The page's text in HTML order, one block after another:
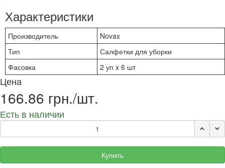
Характеристики
Производитель
Novax
Тип
Салфетки для уборки
Фасовка
2 уп x 6 шт
Цена
166.86 грн./шт.
Есть в наличии
Купить